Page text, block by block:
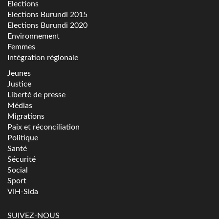
Elections
Elections Burundi 2015
Elections Burundi 2020
Environnement
Femmes
Intégration régionale
Jeunes
Justice
Liberté de presse
Médias
Migrations
Paix et réconciliation
Politique
Santé
Sécurité
Social
Sport
VIH-Sida
SUIVEZ-NOUS